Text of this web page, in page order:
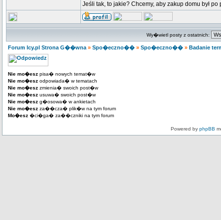
Jeśli tak, to jakie? Chcemy, aby zakup domu był
Wy�wietl posty z ostatnich:
Forum Icy.pl Strona G��wna » Spo�eczno�� » Spo�eczno�� » Badanie
Nie mo�esz pisa� nowych temat�w
Nie mo�esz odpowiada� w tematach
Nie mo�esz zmienia� swoich post�w
Nie mo�esz usuwa� swoich post�w
Nie mo�esz g�osowa� w ankietach
Nie mo�esz za��cza� plik�w na tym forum
Mo�esz �ci�ga� za��czniki na tym forum
Powered by phpBB